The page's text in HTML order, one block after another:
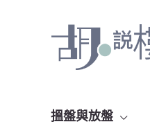
搵盤與放盤